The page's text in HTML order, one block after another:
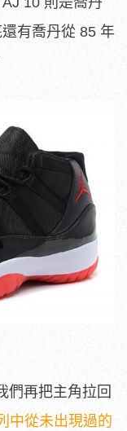
有喬丹從 85 年
們再把主角拉回
中從未出現過的